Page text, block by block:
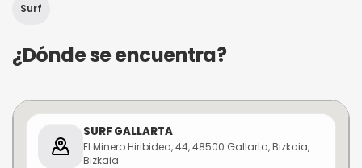
Surf
¿Dónde se encuentra?
SURF GALLARTA
El Minero Hiribidea, 44, 48500 Gallarta, Bizkaia,
Bizkaia